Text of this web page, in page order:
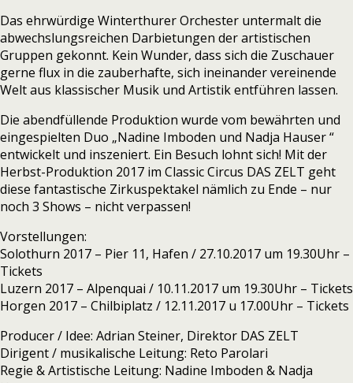
Das ehrwürdige Winterthurer Orchester untermalt die
abwechslungsreichen Darbietungen der artistischen
Gruppen gekonnt. Kein Wunder, dass sich die Zuschauer
gerne flux in die zauberhafte, sich ineinander vereinende
Welt aus klassischer Musik und Artistik entführen lassen.
Die abendfüllende Produktion wurde vom bewährten und
eingespielten Duo „Nadine Imboden und Nadja Hauser “
entwickelt und inszeniert. Ein Besuch lohnt sich! Mit der
Herbst-Produktion 2017 im Classic Circus DAS ZELT geht
diese fantastische Zirkuspektakel nämlich zu Ende – nur
noch 3 Shows – nicht verpassen!
Vorstellungen:
Solothurn 2017 – Pier 11, Hafen / 27.10.2017 um 19.30Uhr –
Tickets
Luzern 2017 – Alpenquai / 10.11.2017 um 19.30Uhr – Tickets
Horgen 2017 – Chilbiplatz / 12.11.2017 u 17.00Uhr – Tickets
Producer / Idee: Adrian Steiner, Direktor DAS ZELT
Dirigent / musikalische Leitung: Reto Parolari
Regie & Artistische Leitung: Nadine Imboden & Nadja